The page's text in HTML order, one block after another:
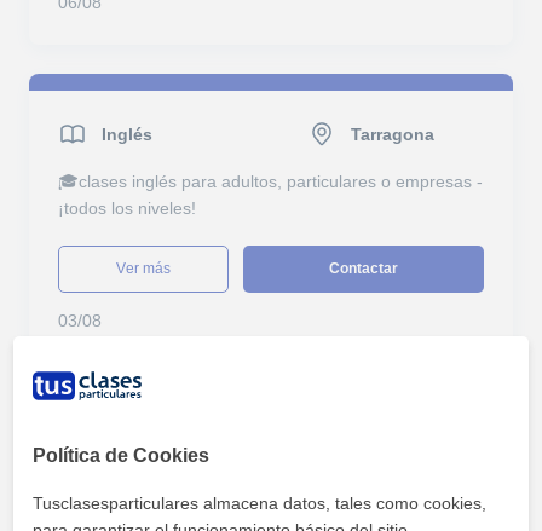
Inglés Tarragona
🎓clases inglés para adultos, particulares o empresas -
¡todos los niveles!
ver más Contactar
03/08
✏️preparación de exámenes oficiales de inglés: [ b1 |
b2 | c1 | c2 ]
Política de Cookies
Tusclasesparticulares almacena datos, tales como cookies,